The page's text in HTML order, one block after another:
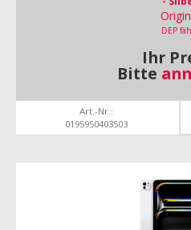
DEP
Ihr
Bitte
Art.-Nr.:
0195950403503